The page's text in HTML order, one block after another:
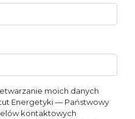
moich danych
Energetyki — Państwowy
kontaktowych